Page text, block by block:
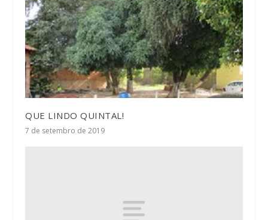
QUE LINDO QUINTAL!
7 de setembro de 2019